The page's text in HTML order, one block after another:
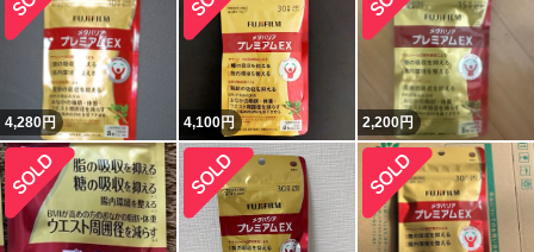
4,280円 4,100円 2,200円